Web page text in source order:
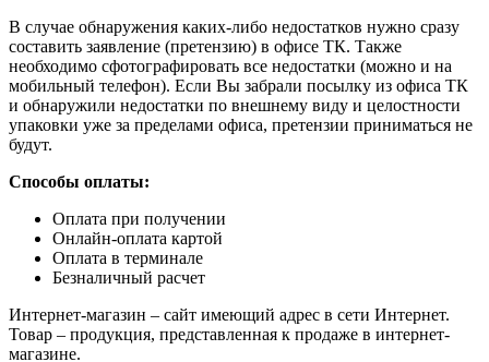
В случае обнаружения каких-либо недостатков нужно сразу
составить заявление (претензию) в офисе ТК. Также
необходимо сфотографировать все недостатки (можно и на
мобильный телефон). Если Вы забрали посылку из офиса ТК
и обнаружили недостатки по внешнему виду и целостности
упаковки уже за пределами офиса, претензии приниматься не
будут.
Способы оплаты:
Оплата при получении
Онлайн-оплата картой
Оплата в терминале
Безналичный расчет
Интернет-магазин – сайт имеющий адрес в сети Интернет.
Товар – продукция, представленная к продаже в интернет-
магазине.